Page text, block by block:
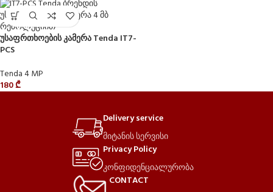
უსაფრთხოების კამერა Tenda IT7-
PCS
Tenda 4 MP
180₾
Delivery service
მიტანის სერვისი
Privacy Policy
კონფიდენციალურობა
CONTACT